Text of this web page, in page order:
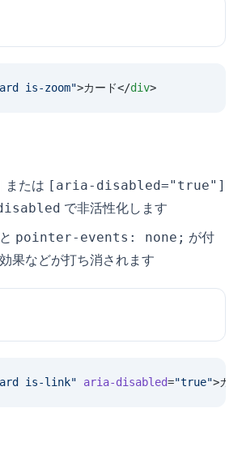
is-zoom">カード</div>
または [aria-disabled="true"]
で非活性化します
pointer-events: none; が付
果などが打ち消されます
is-link" aria-disabled="true">カ